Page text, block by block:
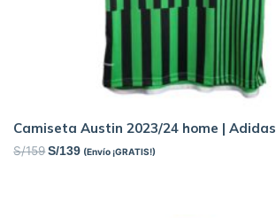
Camiseta Austin 2023/24 home | Adidas
S/159 S/139 (Envío ¡GRATIS!)